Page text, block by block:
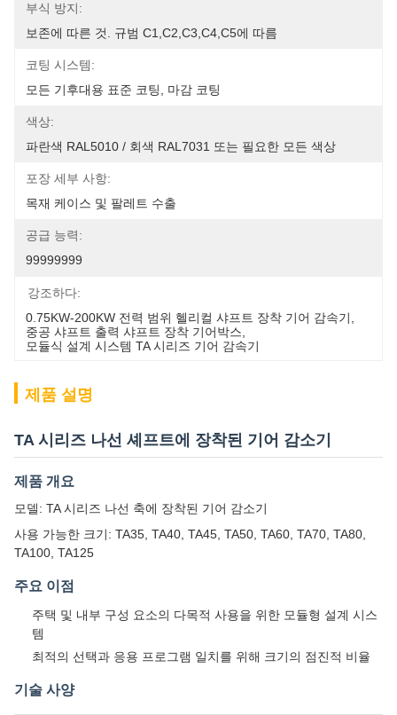
부식 방지:
보존에 따른 것. 규범 C1,C2,C3,C4,C5에 따름
코팅 시스템:
모든 기후대용 표준 코팅, 마감 코팅
색상:
파란색 RAL5010 / 회색 RAL7031 또는 필요한 모든 색상
포장 세부 사항:
목재 케이스 및 팔레트 수출
공급 능력:
99999999
강조하다:
0.75KW-200KW 전력 범위 헬리컬 샤프트 장착 기어 감속기
중공 샤프트 출력 샤프트 장착 기어박스
모듈식 설계 시스템 TA 시리즈 기어 감속기
제품 설명
TA 시리즈 나선 셰프트에 장착된 기어 감소기
제품 개요
모델: TA 시리즈 나선 축에 장착된 기어 감소기
사용 가능한 크기: TA35, TA40, TA45, TA50, TA60, TA70, TA80,
TA100, TA125
주요 이점
주택 및 내부 구성 요소의 다목적 사용을 위한 모듈형 설계 시스
템
최적의 선택과 응용 프로그램 일치를 위해 크기의 점진적 비율
기술 사양